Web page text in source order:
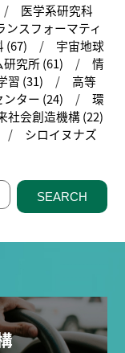
医学系研究科
ンスフォーマティ
(67)
宇宙地球
究所 (61)
情
習 (31)
高等
ター (24)
環
社会創造機構 (22)
シロイヌナズ
SEARCH